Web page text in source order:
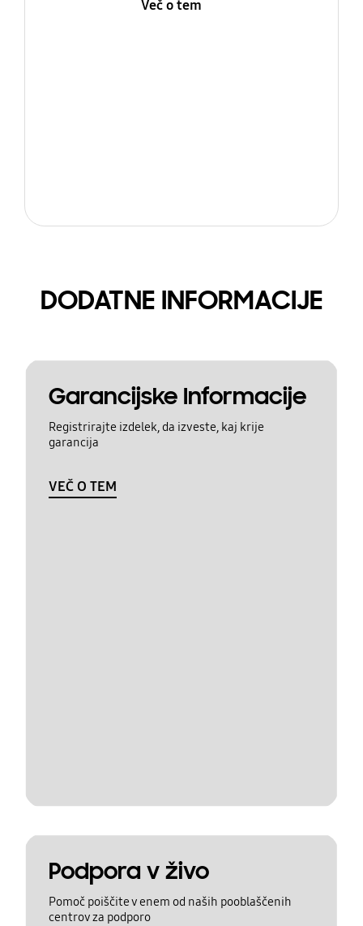
Več o tem
DODATNE INFORMACIJE
Garancijske Informacije
Registrirajte izdelek, da izveste, kaj krije
garancija
VEČ O TEM
Podpora v živo
Pomoč poiščite v enem od naših pooblaščenih
centrov za podporo